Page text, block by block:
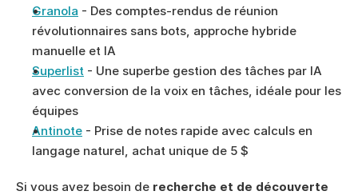
Granola - Des comptes-rendus de réunion
révolutionnaires sans bots, approche hybride
manuelle et IA
Superlist - Une superbe gestion des tâches par IA
avec conversion de la voix en tâches, idéale pour les
équipes
Antinote - Prise de notes rapide avec calculs en
langage naturel, achat unique de 5 $
Si vous avez besoin de recherche et de découverte